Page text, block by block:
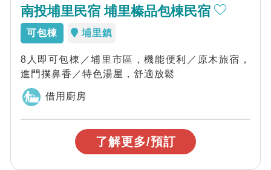
南投埔里民宿 埔里榛品包棟民宿
可包棟 埔里鎮
8人即可包棟／埔里市區，機能便利／原木旅宿，
進門撲鼻香／特色湯屋，舒適放鬆
借用廚房
了解更多/預訂